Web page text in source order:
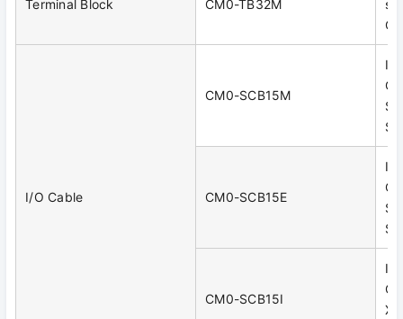
Terminal Block CM0-TB32M
I/O Cable
CM0-SCB15M
I/
CM0-SCB15E
I/
CM0-SCB15I
I/